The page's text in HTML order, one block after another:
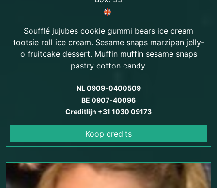
Soufflé jujubes cookie gummi bears ice cream
tootsie roll ice cream. Sesame snaps marzipan jelly-
o fruitcake dessert. Muffin muffin sesame snaps
pastry cotton candy.
NL 0909-0400509
BE 0907-40096
Creditlijn +31 1030 09173
Koop credits